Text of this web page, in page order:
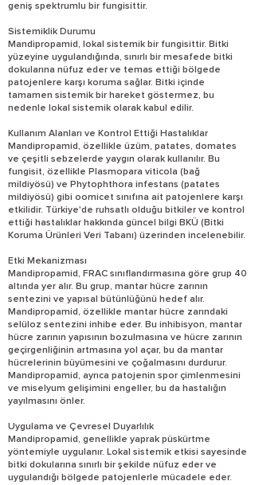
geniş spektrumlu bir fungisittir.
Sistemiklik Durumu
Mandipropamid, lokal sistemik bir fungisittir. Bitki
yüzeyine uygulandığında, sınırlı bir mesafede bitki
dokularına nüfuz eder ve temas ettiği bölgede
patojenlere karşı koruma sağlar. Bitki içinde
tamamen sistemik bir hareket göstermez, bu
nedenle lokal sistemik olarak kabul edilir.
Kullanım Alanları ve Kontrol Ettiği Hastalıklar
Mandipropamid, özellikle üzüm, patates, domates
ve çeşitli sebzelerde yaygın olarak kullanılır. Bu
fungisit, özellikle Plasmopara viticola (bağ
mildiyösü) ve Phytophthora infestans (patates
mildiyösü) gibi oomicet sınıfına ait patojenlere karşı
etkilidir. Türkiye'de ruhsatlı olduğu bitkiler ve kontrol
ettiği hastalıklar hakkında güncel bilgi BKÜ (Bitki
Koruma Ürünleri Veri Tabanı) üzerinden incelenebilir.
Etki Mekanizması
Mandipropamid, FRAC sınıflandırmasına göre grup 40
altında yer alır. Bu grup, mantar hücre zarının
sentezini ve yapısal bütünlüğünü hedef alır.
Mandipropamid, özellikle mantar hücre zarındaki
selüloz sentezini inhibe eder. Bu inhibisyon, mantar
hücre zarının yapısının bozulmasına ve hücre zarının
geçirgenliğinin artmasına yol açar, bu da mantar
hücrelerinin büyümesini ve çoğalmasını durdurur.
Mandipropamid, ayrıca patojenin spor çimlenmesini
ve miselyum gelişimini engeller, bu da hastalığın
yayılmasını önler.
Uygulama ve Çevresel Duyarlılık
Mandipropamid, genellikle yaprak püskürtme
yöntemiyle uygulanır. Lokal sistemik etkisi sayesinde
bitki dokularına sınırlı bir şekilde nüfuz eder ve
uygulandığı bölgede patojenlerle mücadele eder.